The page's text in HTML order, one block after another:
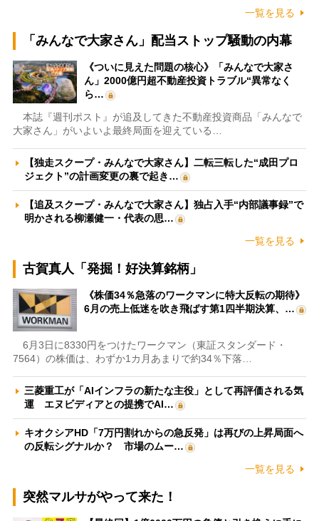
一覧を見る
「みんなで大家さん」配当ストップ騒動の内幕
《ついに見えた問題の核心》「みんなで大家さ
ん」2000億円超不動産投資トラブル“異常なく
ら…
本誌『週刊ポスト』が追及してきた不動産投資商品「みんなで
大家さん」がいよいよ最終局面を迎えている…
【独走スクープ・みんなで大家さん】二転三転した“成田プロ
ジェクト”の計画変更の裏で起き…
【追及スクープ・みんなで大家さん】独占入手“内部議事録”で
明かされる柳瀬健一・代表の思…
一覧を見る
古賀真人「発掘！好決算銘柄」
《株価34％急落のワークマンに特大反転の期待》
6月の売上低迷を吹き飛ばす第1四半期決算、…
6月3日に8330円をつけたワークマン（東証スタンダード・
7564）の株価は、わずか1カ月あまりで約34％下落…
三菱重工が「AIインフラの新たな主役」として再評価される気
運 エヌビディアとの提携でAI…
キオクシアHD「7万円割れからの急反発」は再びの上昇局面へ
の反転シグナルか？ 市場のムー…
一覧を見る
突然マルサがやって来た！